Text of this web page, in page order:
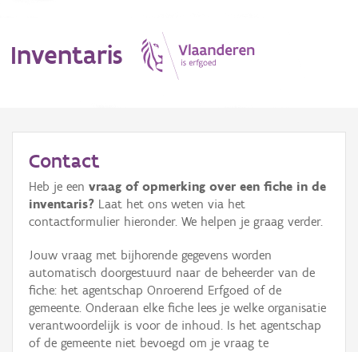
Inventaris
Erfgoedobject
Aanduidingsobject
Waarneming
Thema
Gebeurtenis
Contact
Heb je een vraag of opmerking over een fiche in de
inventaris? Laat het ons weten via het
contactformulier hieronder. We helpen je graag verder.
Jouw vraag met bijhorende gegevens worden
automatisch doorgestuurd naar de beheerder van de
fiche: het agentschap Onroerend Erfgoed of de
gemeente. Onderaan elke fiche lees je welke organisatie
verantwoordelijk is voor de inhoud. Is het agentschap
of de gemeente niet bevoegd om je vraag te